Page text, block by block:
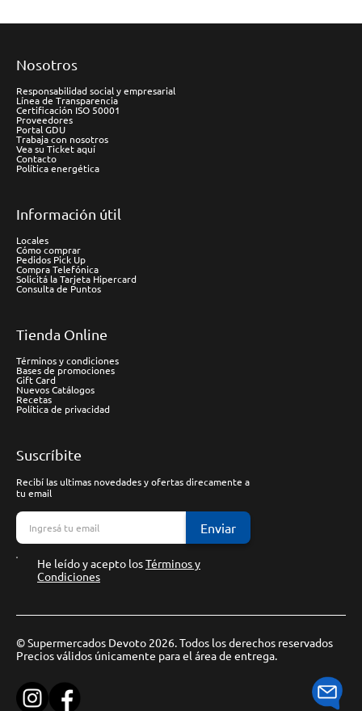
Nosotros
Responsabilidad social y empresarial
Línea de Transparencia
Certificación ISO 50001
Proveedores
Portal GDU
Trabaja con nosotros
Vea su Ticket aquí
Contacto
Política energética
Información útil
Locales
Cómo comprar
Pedidos Pick Up
Compra Telefónica
Solicitá la Tarjeta Hipercard
Consulta de Puntos
Tienda Online
Términos y condiciones
Bases de promociones
Gift Card
Nuevos Catálogos
Recetas
Política de privacidad
Suscríbite
Recibí las ultimas novedades y ofertas direcamente a
tu email
Enviar
He leído y acepto losTérminos y
Condiciones
© Supermercados Devoto 2026. Todos los derechos reservados
Precios válidos únicamente para el área de entrega.